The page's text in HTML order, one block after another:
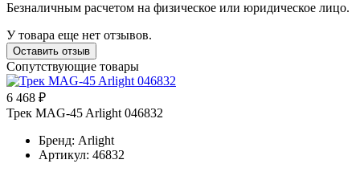
Безналичным расчетом на физическое или юридическое лицо.
У товара еще нет отзывов.
Оставить отзыв
Сопутствующие товары
6 468 ₽
Трек MAG-45 Arlight 046832
Бренд: Arlight
Артикул: 46832